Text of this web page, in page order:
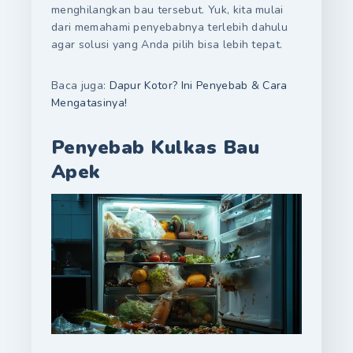
menghilangkan bau tersebut. Yuk, kita mulai
dari memahami penyebabnya terlebih dahulu
agar solusi yang Anda pilih bisa lebih tepat.
Baca juga: Dapur Kotor? Ini Penyebab & Cara
Mengatasinya!
Penyebab Kulkas Bau
Apek